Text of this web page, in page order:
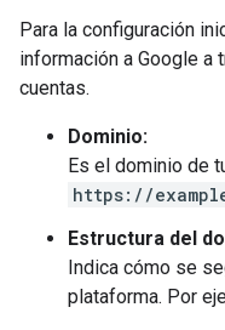
Para la configuración
información a Google a
cuentas.
Dominio:
Es el dominio de
https://
Estructura del
Indica cómo se
plataforma. Por